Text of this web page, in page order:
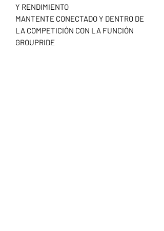
Y RENDIMIENTO
MANTENTE CONECTADO Y DENTRO DE
LA COMPETICIÓN CON LA FUNCIÓN
GROUPRIDE